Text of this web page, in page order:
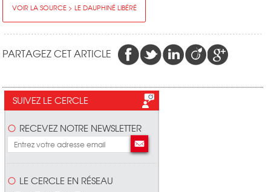
VOIR LA SOURCE > LE DAUPHINÉ LIBÉRÉ
PARTAGEZ CET ARTICLE
SUIVEZ LE CERCLE
RECEVEZ NOTRE NEWSLETTER
LE CERCLE EN RÉSEAU